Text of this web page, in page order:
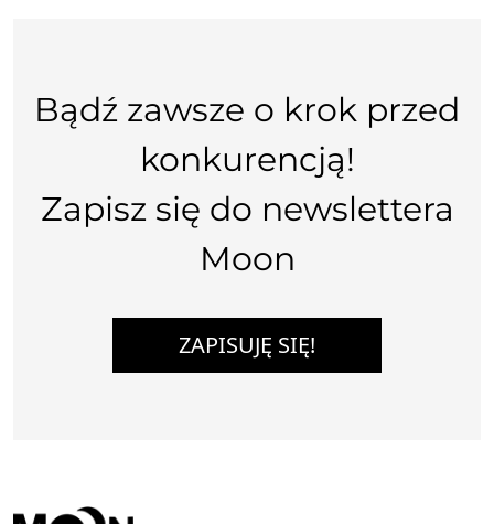
Bądź zawsze o krok przed
konkurencją!
Zapisz się do newslettera
Moon
ZAPISUJĘ SIĘ!